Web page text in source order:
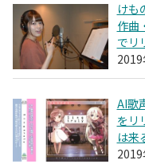
けも
作曲
でリ
AI歌
をリ
は来